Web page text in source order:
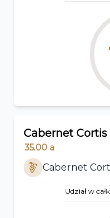
Cabernet Cortis
35.00 a
Cabernet
Udział w